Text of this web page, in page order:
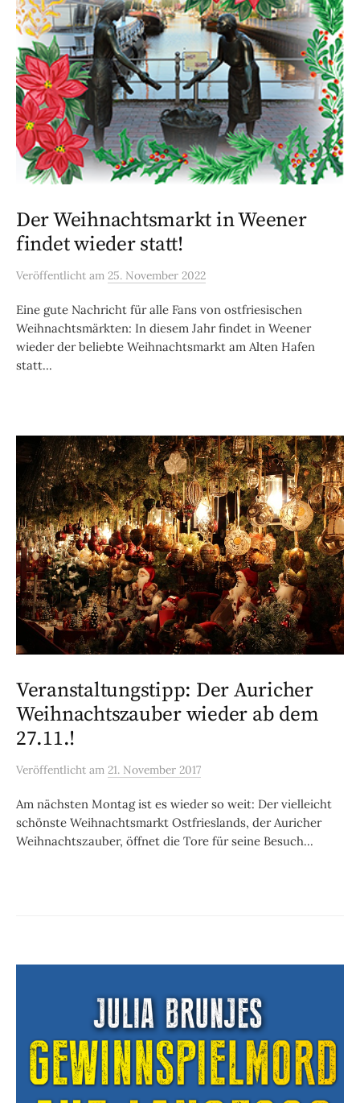
Der Weihnachtsmarkt in Weener
findet wieder statt!
Veröffentlicht am 25. November 2022
Eine gute Nachricht für alle Fans von ostfriesischen
Weihnachtsmärkten: In diesem Jahr findet in Weener
wieder der beliebte Weihnachtsmarkt am Alten Hafen
statt...
Veranstaltungstipp: Der Auricher
Weihnachtszauber wieder ab dem
27.11.!
Veröffentlicht am 21. November 2017
Am nächsten Montag ist es wieder so weit: Der vielleicht
schönste Weihnachtsmarkt Ostfrieslands, der Auricher
Weihnachtszauber, öffnet die Tore für seine Besuch...